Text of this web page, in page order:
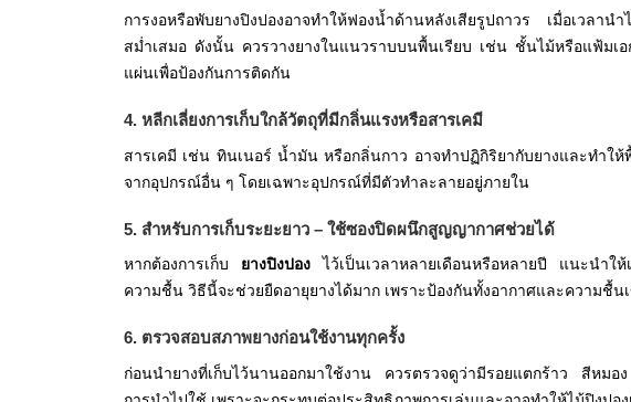
การงอหรือพับยางปิงปองอาจทำให้ฟองน้ำด้านหลังเสียรูปถาวร เมื่อเวลา
สม่ำเสมอ ดังนั้น ควรวางยางในแนวราบบนพื้นเรียบ เช่น ชั้นไม้หรือแฟ้มเ
แผ่นเพื่อป้องกันการติดกัน
4. หลีกเลี่ยงการเก็บใกล้วัตถุที่มีกลิ่นแรงหรือสารเคมี
สารเคมี เช่น ทินเนอร์ น้ำมัน หรือกลิ่นกาว อาจทำปฏิกิริยากับยางและทำใ
จากอุปกรณ์อื่น ๆ โดยเฉพาะอุปกรณ์ที่มีตัวทำละลายอยู่ภายใน
5. สำหรับการเก็บระยะยาว – ใช้ซองปิดผนึกสูญญากาศช่วยได้
หากต้องการเก็บ ยางปิงปอง ไว้เป็นเวลาหลายเดือนหรือหลายปี แนะนำ
ความชื้น วิธีนี้จะช่วยยืดอายุยางได้มาก เพราะป้องกันทั้งอากาศและความชื้น
6. ตรวจสอบสภาพยางก่อนใช้งานทุกครั้ง
ก่อนนำยางที่เก็บไว้นานออกมาใช้งาน ควรตรวจดูว่ามีรอยแตกร้าว สีหม